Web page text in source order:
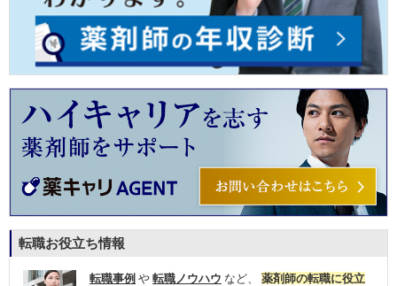
転職お役立ち情報
転職事例 や 転職ノウハウ など、 薬剤師の転職に役立